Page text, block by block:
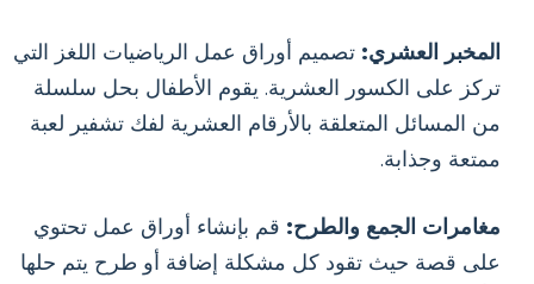
المخبر العشري: تصميم أوراق عمل الرياضيات اللغز التي
تركز على الكسور العشرية. يقوم الأطفال بحل سلسلة
من المسائل المتعلقة بالأرقام العشرية لفك تشفير لعبة
ممتعة وجذابة.
مغامرات الجمع والطرح: قم بإنشاء أوراق عمل تحتوي
على قصة حيث تقود كل مشكلة إضافة أو طرح يتم حلها